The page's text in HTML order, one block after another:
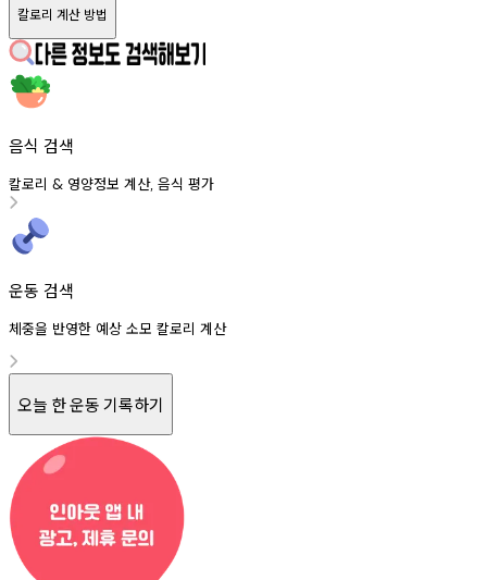
칼로리 계산 방법
음식 검색
칼로리 & 영양정보 계산, 음식 평가
운동 검색
체중을 반영한 예상 소모 칼로리 계산
오늘 한 운동 기록하기